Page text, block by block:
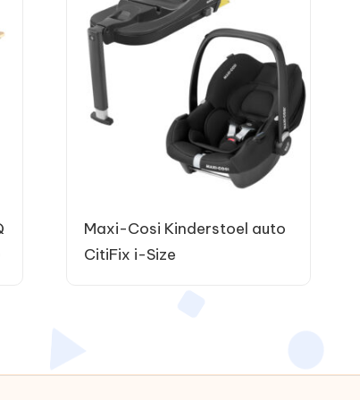
Maxi-Cosi Kinderstoel auto
CitiFix i-Size